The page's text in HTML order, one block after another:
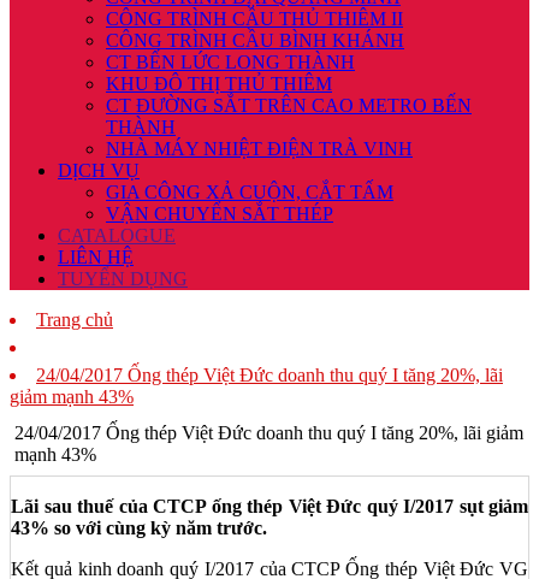
CÔNG TRÌNH CẦU THỦ THIÊM II
CÔNG TRÌNH CẦU BÌNH KHÁNH
CT BẾN LỨC LONG THÀNH
KHU ĐÔ THỊ THỦ THIÊM
CT ĐƯỜNG SẮT TRÊN CAO METRO BẾN
THÀNH
NHÀ MÁY NHIỆT ĐIỆN TRÀ VINH
DỊCH VỤ
GIA CÔNG XẢ CUỘN, CẮT TẤM
VẬN CHUYỂN SẮT THÉP
CATALOGUE
LIÊN HỆ
TUYỂN DỤNG
Trang chủ
24/04/2017 Ống thép Việt Đức doanh thu quý I tăng 20%, lãi
giảm mạnh 43%
24/04/2017 Ống thép Việt Đức doanh thu quý I tăng 20%, lãi giảm
mạnh 43%
Lãi sau thuế của CTCP ống thép Việt Đức quý I/2017 sụt giảm
43% so với cùng kỳ năm trước.
Kết quả kinh doanh quý I/2017 của CTCP Ống thép Việt Đức VG